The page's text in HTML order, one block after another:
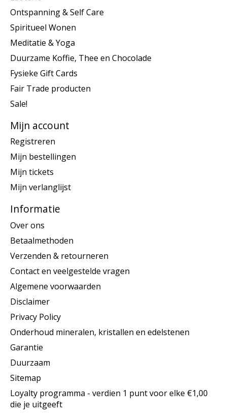
Ontspanning & Self Care
Spiritueel Wonen
Meditatie & Yoga
Duurzame Koffie, Thee en Chocolade
Fysieke Gift Cards
Fair Trade producten
Sale!
Mijn account
Registreren
Mijn bestellingen
Mijn tickets
Mijn verlanglijst
Informatie
Over ons
Betaalmethoden
Verzenden & retourneren
Contact en veelgestelde vragen
Algemene voorwaarden
Disclaimer
Privacy Policy
Onderhoud mineralen, kristallen en edelstenen
Garantie
Duurzaam
Sitemap
Loyalty programma - verdien 1 punt voor elke €1,00
die je uitgeeft